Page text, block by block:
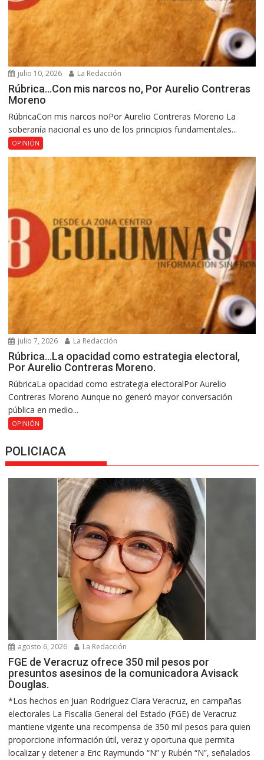
julio 10, 2026 La Redacción
Rúbrica…Con mis narcos no, Por Aurelio Contreras
Moreno
RúbricaCon mis narcos noPor Aurelio Contreras Moreno La
soberanía nacional es uno de los principios fundamentales...
OPINIÓN
julio 7, 2026 La Redacción
Rúbrica…La opacidad como estrategia electoral,
Por Aurelio Contreras Moreno.
RúbricaLa opacidad como estrategia electoralPor Aurelio
Contreras Moreno Aunque no generó mayor conversación
pública en medio...
OPINIÓN
POLICIACA
agosto 6, 2026 La Redacción
FGE de Veracruz ofrece 350 mil pesos por
presuntos asesinos de la comunicadora Avisack
Douglas.
*Los hechos en Juan Rodríguez Clara Veracruz, en campañas
electorales La Fiscalía General del Estado (FGE) de Veracruz
mantiene vigente una recompensa de 350 mil pesos para quien
proporcione información útil, veraz y oportuna que permita
localizar y detener a Eric Raymundo “N” y Rubén “N”, señalados